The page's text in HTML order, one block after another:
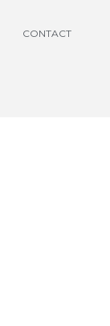
CONTACT